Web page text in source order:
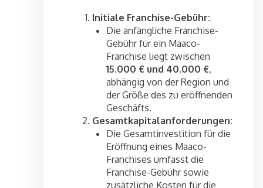
Initiale Franchise-Gebühr:
Die anfängliche Franchise-
Gebühr für ein Maaco-
Franchise liegt zwischen
15.000 € und 40.000 €,
abhängig von der Region und
der Größe des zu eröffnenden
Geschäfts.
Gesamtkapitalanforderungen:
Die Gesamtinvestition für die
Eröffnung eines Maaco-
Franchises umfasst die
Franchise-Gebühr sowie
zusätzliche Kosten für die